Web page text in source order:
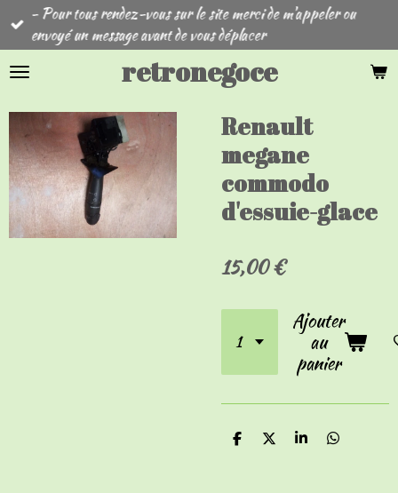
Passer
principal
retronegoce
- Pour tous rendez-vous sur le site merci de m'appeler ou
envoyé un message avant de vous déplacer
Renault
megane
commodo
d'essuie-glace
15,00 €
Ajouter
au
panier
P
P
P
P